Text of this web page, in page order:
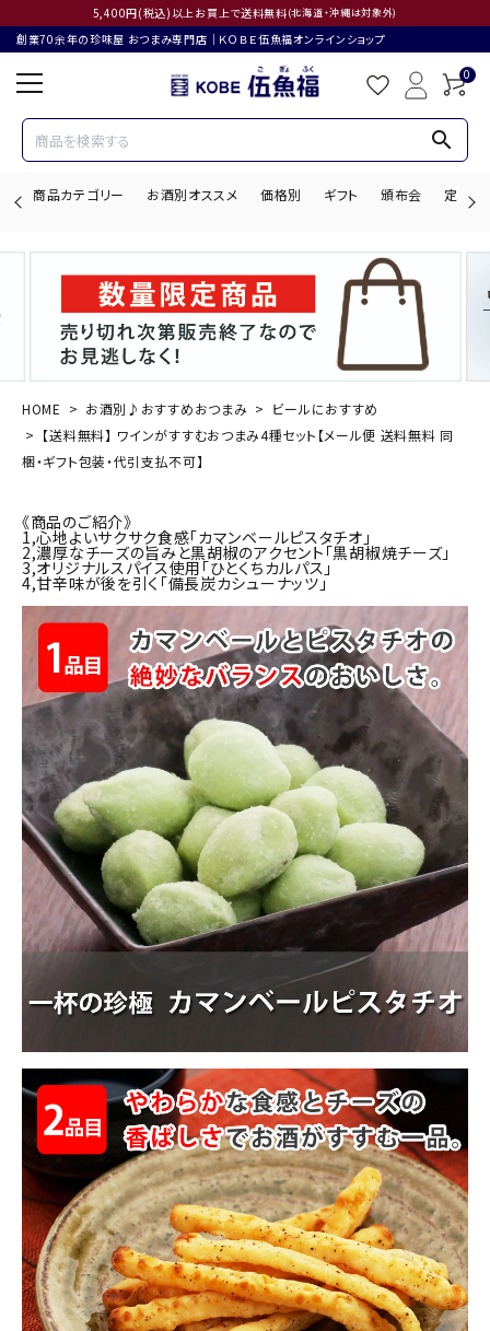
5,400円(税込)以上お買上で送料無料(北海道・沖縄は対象外)
創業70余年の珍味屋 おつまみ専門店│ＫＯＢＥ伍魚福オンラインショップ
0
search
商品カテゴリー お酒別オススメ 価格別 ギフト 頒布会 定期購
search
ACCOUNT MENU
ログイン
お酒別オススメ
価格別
お問い合わせ
ご利用ガイド
直営店
HOME お酒別♪おすすめおつまみ
ビールにおすすめ
【送料無料】 ワインがすすむおつまみ4種セット【メール便 送料無料 同
梱・ギフト包装・代引支払不可】
《商品のご紹介》
1,心地よいサクサク食感「カマンベールピスタチオ」
2,濃厚なチーズの旨みと黒胡椒のアクセント「黒胡椒焼チーズ」
3,オリジナルスパイス使用「ひとくちカルパス」
4,甘辛味が後を引く「備長炭カシューナッツ」